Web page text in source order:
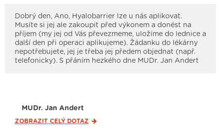
Dobrý den, Ano, Hyalobarrier lze u nás aplikovat.
Musíte si jej ale zakoupit před výkonem a donést na
příjem (my jej od Vás převezmeme, uložíme do lednice a
další den při operaci aplikujeme). Žádanku do lékárny
nepotřebujete, jej je třeba jej předem objednat (např.
telefonicky). S přáním hezkého dne MUDr. Jan Andert
MUDr. Jan Andert
ZOBRAZIT CELÝ DOTAZ